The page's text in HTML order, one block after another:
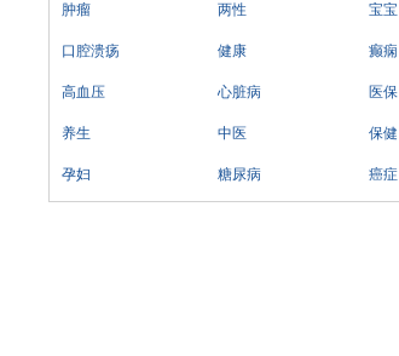
肿瘤 两性 宝宝
口腔溃疡 健康 癫痫
高血压 心脏病 医保
养生 中医 保健
孕妇 糖尿病 癌症